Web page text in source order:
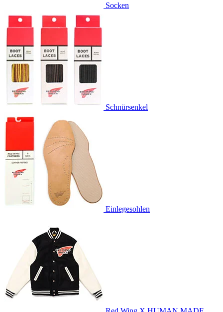
Socken
Schnürsenkel
Einlegesohlen